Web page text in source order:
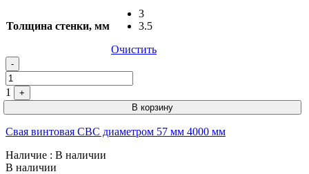
Толщина стенки, мм
3
3.5
Очистить
-
1
+
В корзину
Свая винтовая СВС диаметром 57 мм 4000 мм
Наличие : В наличии
В наличии